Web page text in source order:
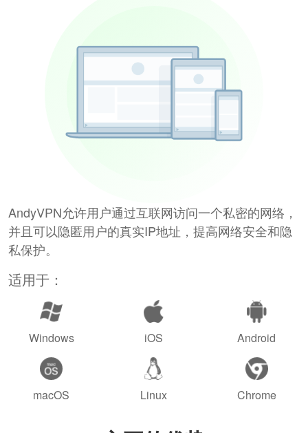
AndyVPN允许用户通过互联网访问一个私密的网络，
并且可以隐匿用户的真实IP地址，提高网络安全和隐
私保护。
适用于：
Windows iOS Android
macOS Linux Chrome